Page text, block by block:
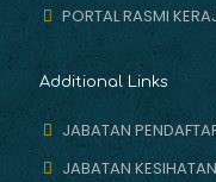
PORTAL RASMI
Additional Links
JABATAN
JABATAN